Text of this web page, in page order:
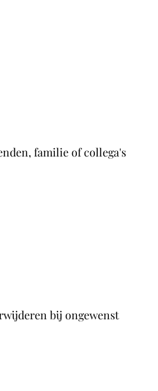
familie of collega's
bij ongewenst